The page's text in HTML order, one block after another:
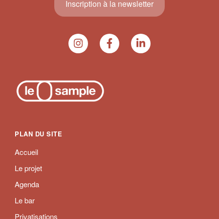
Inscription à la newsletter
PLAN DU SITE
Accueil
Le projet
Agenda
Le bar
Privatisations